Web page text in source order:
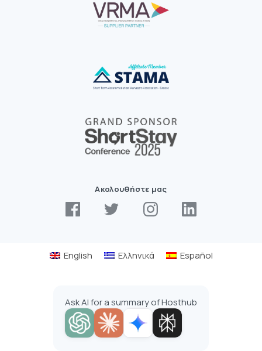
Ακολουθήστε μας
English Ελληνικά Español
Ask AI for a summary of Hosthub